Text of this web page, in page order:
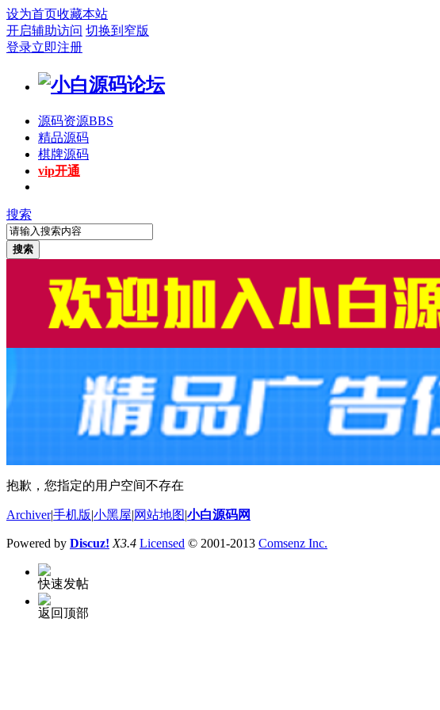
设为首页收藏本站
开启辅助访问 切换到窄版
登录立即注册
源码资源BBS
精品源码
棋牌源码
vip开通
搜索
搜索
抱歉，您指定的用户空间不存在
Archiver|手机版 小黑屋 网站地图 小白源码网
Powered by Discuz! X3.4 Licensed © 2001-2013 Comsenz Inc.
快速发帖
返回顶部